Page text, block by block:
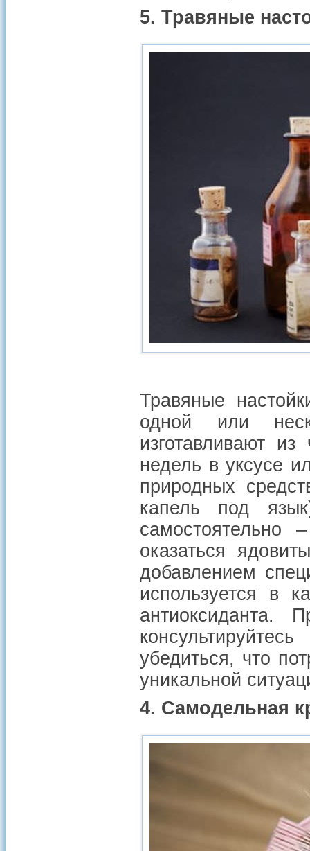
5. Травяные
Травяные
одной или
изготавливают
недель в уксусе
природных
капель под
самостоятельно
оказаться
добавлением
используется в
антиоксиданта.
убедиться, что
уникальной
4. Самодельная